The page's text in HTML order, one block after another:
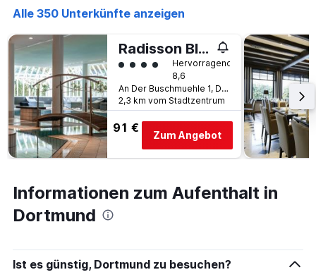
Alle 350 Unterkünfte anzeigen
Radisson Blu Hotel Dortmund
Bewertungskategorie 4
Hervorragend
8,6
An Der Buschmuehle 1, Dortmund, Nordrhein-Westfalen, Deutschland
2,3 km vom Stadtzentrum
91 €
Zum Angebot
Informationen zum Aufenthalt in
Dortmund
Ist es günstig, Dortmund zu besuchen?